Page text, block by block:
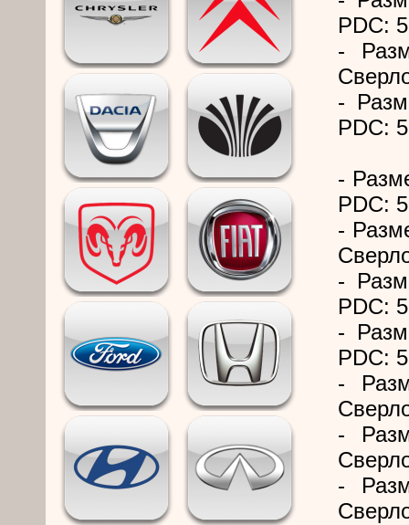
PDC:
-
-
PDC:
-
PDC:
-
-
PDC:
-
PDC:
-
-
-